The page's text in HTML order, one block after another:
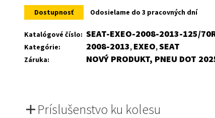
was:
168 €.
is:
143 €.
Dostupnosť Odosielame do 3 pracovných dní
Katalógové číslo: SEAT-EXEO-2008-2013-125/
Kategórie: 2008-2013, EXEO,SEAT
Záruka: NOVÝ PRODUKT, PNEU DOT
Príslušenstvo ku kolesu